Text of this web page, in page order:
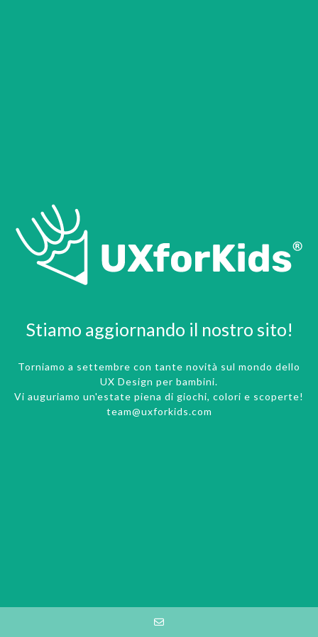
Stiamo aggiornando il nostro sito!
Torniamo a settembre con tante novità sul mondo dello
UX Design per bambini.
Vi auguriamo un'estate piena di giochi, colori e scoperte!
team@uxforkids.com